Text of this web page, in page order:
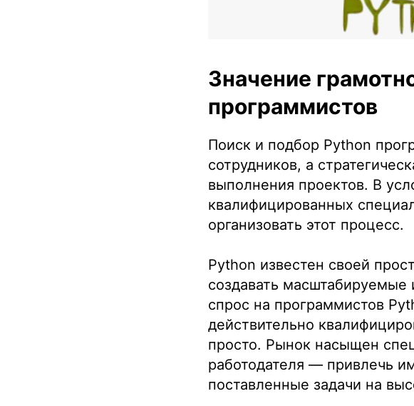
Значение
программистов
Поиск и подбор Python
сотрудников, а
выполнения проектов. В
квалифицированных
организовать этот процесс.
Python известен своей
создавать
спрос на программистов
действительно
просто. Рынок насыщен
работодателя — привлечь
поставленные задачи на